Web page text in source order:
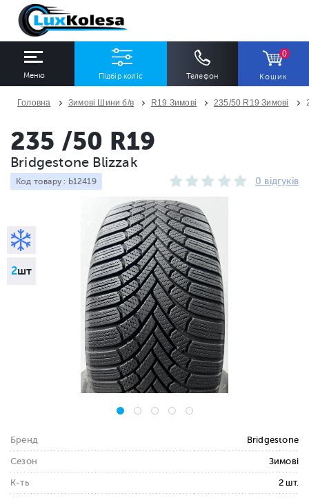
Меню Підбір коліс Телефон
0
Кошик
Ширина
Всі
Профіль
Всі
Кількість
Всі
ПІДІБРАТИ
Головна Зимові Шини б/в R19 Зимові 235/50 R19 Зимові
2шт
235 /50 R19
Bridgestone Blizzak
Код товару : b12419 0 відгуків
Бренд Bridgestone
Сезон Зимові
К-ть 2 шт.